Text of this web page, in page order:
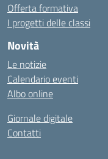
Offerta formativa
I progetti delle classi
Novità
Le notizie
Calendario eventi
Albo online
Giornale digitale
Contatti